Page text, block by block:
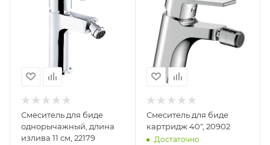
Смеситель для биде
однорычажный, длина
излива 11 см, 22179
Смеситель для биде
картридж 40", 20902
Достаточно